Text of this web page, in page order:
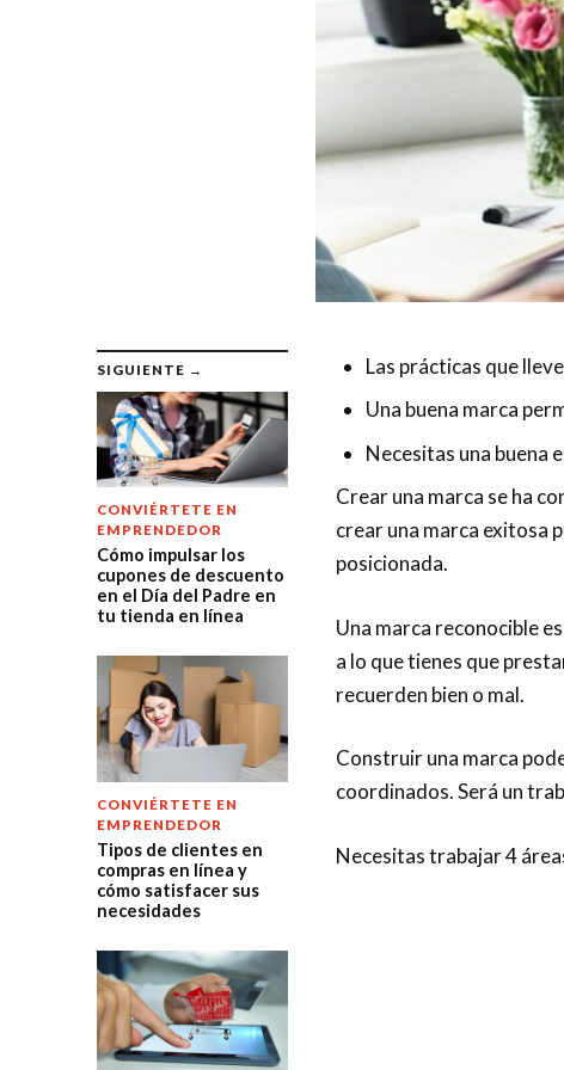
SIGUIENTE →
CONVIÉRTETE EN
EMPRENDEDOR
Cómo impulsar los
cupones de descuento
en el Día del Padre en
tu tienda en línea
CONVIÉRTETE EN
EMPRENDEDOR
Tipos de clientes en
compras en línea y
cómo satisfacer sus
necesidades
Las prácticas que
Una buena marca
Necesitas una buena
Crear una marca se ha
crear una marca exitosa
posicionada.
Una marca reconocible
a lo que tienes que
recuerden bien o mal.
Construir una marca
coordinados. Será un
Necesitas trabajar 4